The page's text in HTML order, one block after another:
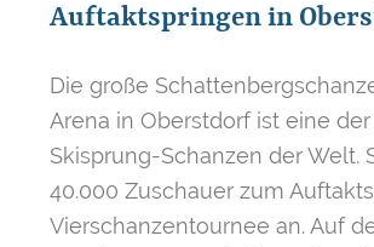
Auftaktspringen in
Die große
Arena in Oberstdorf ist eine
Skisprung-Schanzen der Welt.
40.000 Zuschauer zum
Vierschanzentournee an. Auf